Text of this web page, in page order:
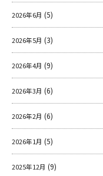
2026年6月 (5)
2026年5月 (3)
2026年4月 (9)
2026年3月 (6)
2026年2月 (6)
2026年1月 (5)
2025年12月 (9)